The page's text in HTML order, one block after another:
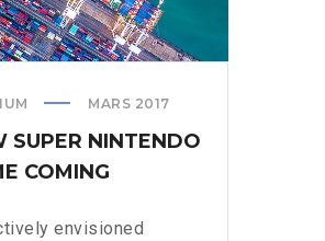
MARS 2017
SUPER NINTENDO
COMING
envisioned